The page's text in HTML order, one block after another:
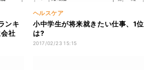
ンキ
社
ヘルスケア
小中学生が将来就きたい仕事、1位
は?
2017/02/23 15:15